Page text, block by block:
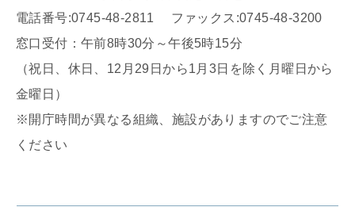
電話番号:0745-48-2811 ファックス:0745-48-3200
窓口受付：午前8時30分～午後5時15分
（祝日、休日、12月29日から1月3日を除く月曜日から
金曜日）
※開庁時間が異なる組織、施設がありますのでご注意
ください